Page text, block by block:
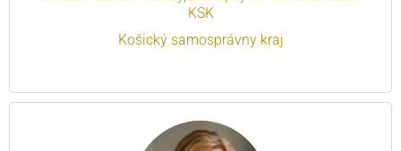
KSK
Košický samosprávny kraj